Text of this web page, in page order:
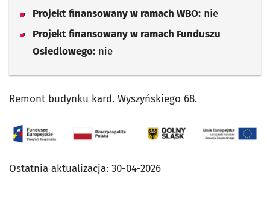
Projekt finansowany w ramach WBO: nie
Projekt finansowany w ramach Funduszu
Osiedlowego: nie
Remont budynku kard. Wyszyńskiego 68.
Ostatnia aktualizacja: 30-04-2026